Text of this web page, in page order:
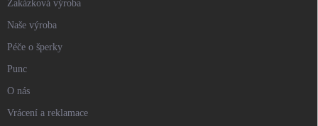
Zakázková výroba
Naše výroba
Péče o šperky
Punc
O nás
Vrácení a reklamace